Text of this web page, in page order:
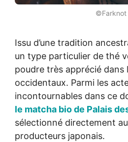
©Farknot
Issu d’une tradition
un type particulier de thé
poudre très apprécié dans
occidentaux. Parmi les
incontournables dans ce
le matcha bio de Palais
sélectionné directement
producteurs japonais.